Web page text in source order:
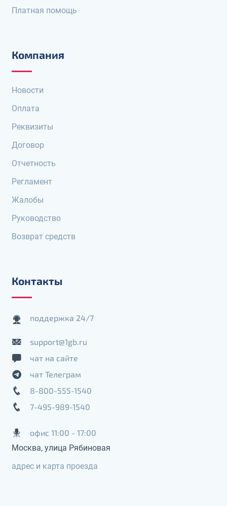
Платная помощь
Компания
Новости
Оплата
Реквизиты
Договор
Отчетность
Регламент
Жалобы
Руководство
Возврат средств
Контакты
поддержка 24/7
support@1gb.ru
чат на сайте
чат Телеграм
8-800-555-1540
7-495-989-1540
офис 11:00 - 17:00
Москва, улица Рябиновая
адрес и карта проезда